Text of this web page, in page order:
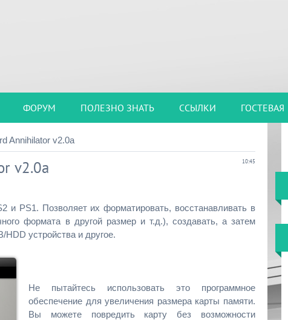
ФОРУМ ПОЛЕЗНО ЗНАТЬ ССЫЛКИ ГОСТЕВАЯ
Annihilator v2.0a
10:45
v2.0a
и PS1. Позволяет их форматировать, восстанавливать в
формата в другой размер и т.д.), создавать, а затем
устройства и другое.
Не пытайтесь использовать это программное
обеспечение для увеличения размера карты памяти.
Вы можете повредить карту без возможности